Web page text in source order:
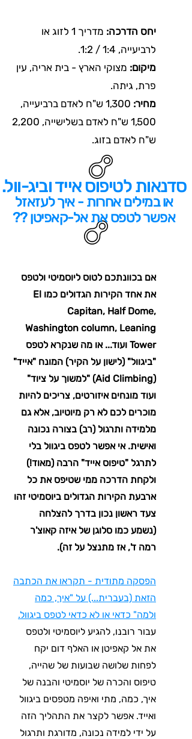
יחס הדרכה:
מדריך 1 לזוג או
לרביעייה, 1:4 / 1:2.
מיקום: מצוקי הארץ - בית אריה, עין
פרת, גיתה.
מחיר:
1,300 ש"ח לאדם ברביעייה,
1,500 ש"ח לאדם בשלישייה, 2,200
ש"ח לאדם בזוג.
סדנאות לטיפוס אייד וביג-וול.
או במילים אחרות - איך לעזאזל
אפשר לטפס את אל-קאפיטן ??
אם בכוונתכם לטוס ליוסמיטי ולטפס
את אחד הקירות הגדולים כמו El
Capitan, Half Dome,
Washington column, Leaning
Tower ועוד... או מה שנקרא לטפס
"ביגוול" (לישון על הקיר) המונח "אייד"
(Aid Climbing) "למשוך על ציוד"
ועוד מונחים איזורטים, צריכים להיות
מוכרים לכם לא רק מיוטיוב, אלא גם
מלמידה ותרגול (רב) בצורה נכונה
ואישית. אי אפשר לטפס ביגוול בלי
לתרגל "טיפוס אייד" הרבה (מאוד!)
ולקחת הדרכה ממי שטיפס את כל
ארבעת הקירות הגדולים ביוסמיטי זהו
צעד ראשון נכון בדרך להצלחה
(נשמע כמו סלוגן של איזה קאוצ'ר
רמה ד', אז מתנצל על זה).
הפסקה מתודית - תקראו את הכתבה
הזאת (בעברית...) על "איך, כמה
ולמה" כדאי או לא כדאי לטפס ביגוול.
עבור רובנו, להגיע ליוסמיטי ולטפס
את אל קאפיטן או האלף דום יקח
לפחות שלושה שבועות של שהייה,
טיפוס והכרה של יוסמיטי והבנה של
איך, כמה, מתי ואיפה מטפסים ביגוול
ואייד. אפשר לקצר את התהליך הזה
על ידי למידה נכונה, מדורגת ותרגול